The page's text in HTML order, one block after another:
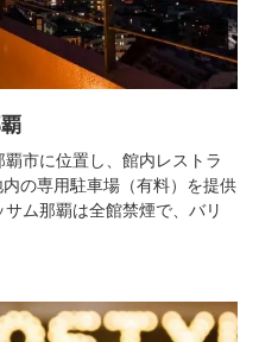
市に位置し、館内レストラ
の専用駐車場（有料）を提供
ム那覇は全館禁煙で、バリ